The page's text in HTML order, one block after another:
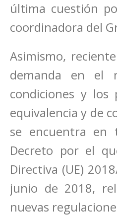
última cuestión
coordinadora del
Asimismo,
demanda en el
condiciones y los
equivalencia y de
se encuentra en
Decreto por el
Directiva (UE)
junio de 2018,
nuevas